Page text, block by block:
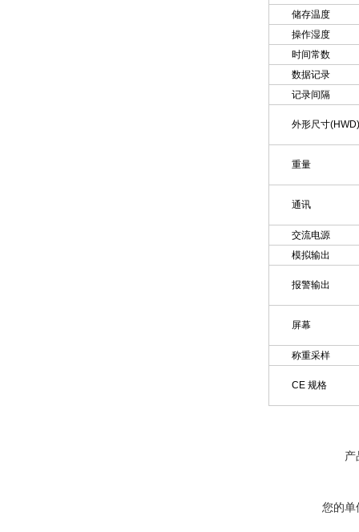
储存温度
操作湿度
时间常数
数据记录
记录间隔
外形尺寸(HWD)
重量
通讯
交流电源
模拟输出
报警输出
屏幕
称重采样
CE 规格
产
您的单